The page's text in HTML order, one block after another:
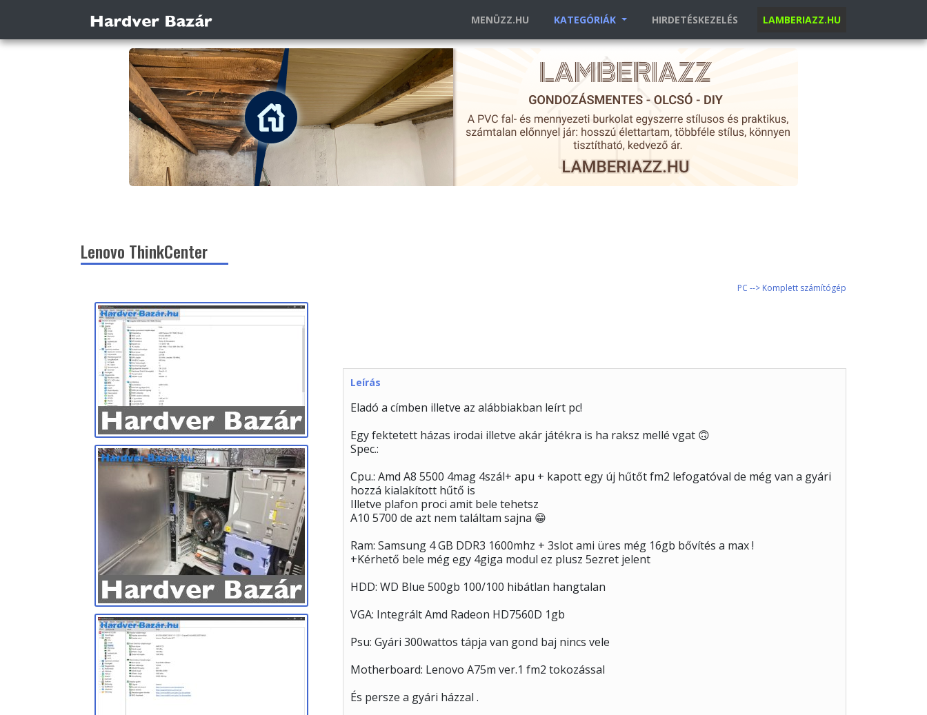
MENÜZZ.HU KATEGÓRIÁK HIRDETÉSKEZELÉS LAMBERIAZZ.HU
Lenovo ThinkCenter
PC --> Komplett számítógép
Leírás
Eladó a címben illetve az alábbiakban leírt pc!
Egy fektetett házas irodai illetve akár játékra is ha raksz mellé vgat 🙃
Spec.:
Cpu.: Amd A8 5500 4mag 4szál+ apu + kapott egy új hűtőt fm2 lefogatóval de még van a gyári
hozzá kialakított hűtő is
Illetve plafon proci amit bele tehetsz
A10 5700 de azt nem találtam sajna 😁
Ram: Samsung 4 GB DDR3 1600mhz + 3slot ami üres még 16gb bővítés a max !
+Kérhető bele még egy 4giga modul ez plusz 5ezret jelent
HDD: WD Blue 500gb 100/100 hibátlan hangtalan
VGA: Integrált Amd Radeon HD7560D 1gb
Psu: Gyári 300wattos tápja van gond baj nincs vele
Motherboard: Lenovo A75m ver.1 fm2 tokozással
És persze a gyári házzal .